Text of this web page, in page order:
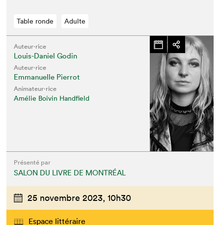
Table ronde Adulte
Auteur·rice
Louis-Daniel Godin
Auteur·rice
Emmanuelle Pierrot
Animateur⋅rice
Amélie Boivin Handfield
Présenté par
SALON DU LIVRE DE MONTRÉAL
25 novembre 2023, 10h30
Espace littéraire